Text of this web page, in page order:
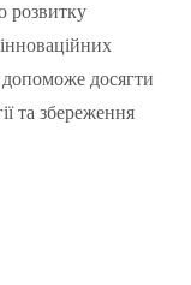
розвитку
досягти
та збереження